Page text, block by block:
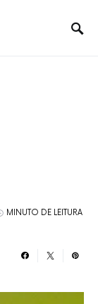
MINUTO DE LEITURA